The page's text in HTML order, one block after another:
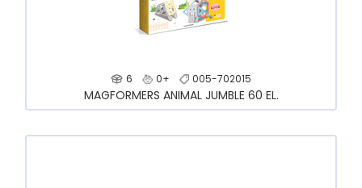
6 0+ 005-702015
MAGFORMERS ANIMAL JUMBLE 60 EL.